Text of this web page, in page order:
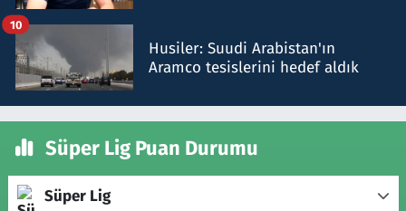
Husiler: Suudi Arabistan'ın
Aramco tesislerini hedef aldık
10
Süper Lig Puan Durumu
Süper Lig